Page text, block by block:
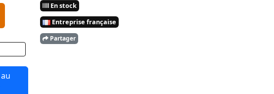
En stock
Entreprise française
Partager